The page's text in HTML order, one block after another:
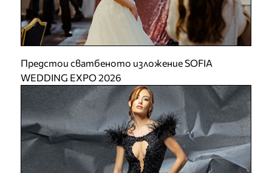
Предстои сватбеното изложение SOFIA
WEDDING EXPO 2026